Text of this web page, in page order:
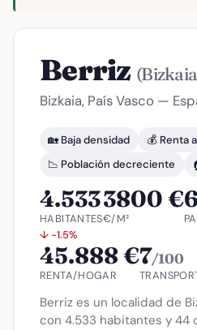
Berriz
Bizkaia, País Vasco —
🏡 Baja densidad
💰 Renta
📉 Población decreciente
4.533
HABITANTES
↓ -1.5%
3800 €
€/M²
45.888 €
RENTA/HOGAR
7/100
Berriz es un localidad de
con 4.533 habitantes y 44